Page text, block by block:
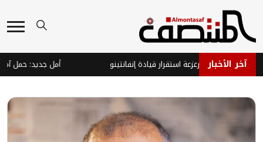
آخر الأخبار
لمحاولات زعزعة استقرار قيادة إنفانتينو